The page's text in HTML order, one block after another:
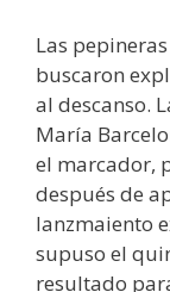
Las
buscaron
al descanso.
María
el marcador,
después de
lanzmaiento
supuso el
resultado